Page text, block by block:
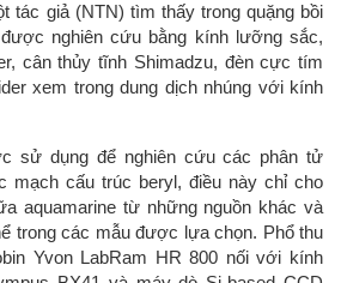
tác giả (NTN) tìm thấy trong quặng bồi
nghiên cứu bằng kính lưỡng sắc,
cân thủy tĩnh Shimadzu, đèn cực tím
xem trong dung dịch nhúng với kính
sử dụng để nghiên cứu các phân tử
mạch cấu trúc beryl, điều này chỉ cho
aquamarine từ những nguồn khác và
trong các mẫu được lựa chọn. Phổ thu
Yvon LabRam HR 800 nối với kính